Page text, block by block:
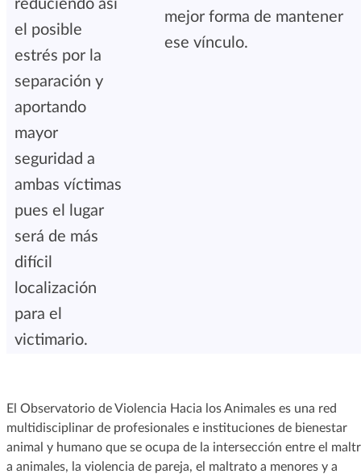
reduciendo así
el posible
estrés por la
separación y
aportando
mayor
seguridad a
ambas víctimas
pues el lugar
será de más
difícil
localización
para el
victimario.
mejor forma de mantener
ese vínculo.
El Observatorio de Violencia Hacia los Animales es una red
multidisciplinar de profesionales e instituciones de bienestar
animal y humano que se ocupa de la intersección entre el
a animales, la violencia de pareja, el maltrato a menores y a